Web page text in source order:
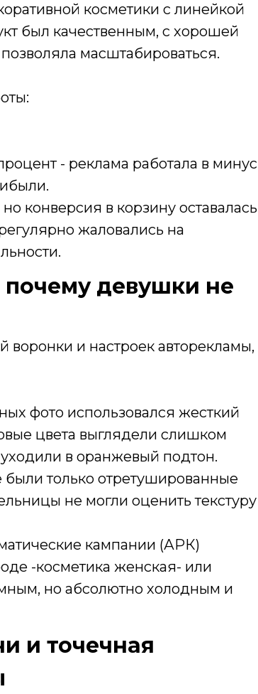
косметики с линейкой
был качественным, с хорошей
масштабироваться.
- реклама работала в минус
конверсия в корзину оставалась
жаловались на
девушки не
воронки и настроек авторекламы,
фото использовался жесткий
цвета выглядели слишком
в оранжевый подтон.
были только отретушированные
не могли оценить текстуру
кампании (АРК)
-косметика женская- или
но абсолютно холодным и
и точечная